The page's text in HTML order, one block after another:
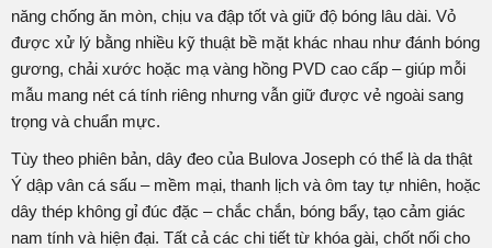
năng chống ăn mòn, chịu va đập tốt và giữ độ bóng lâu dài. Vỏ
được xử lý bằng nhiều kỹ thuật bề mặt khác nhau như đánh bóng
gương, chải xước hoặc mạ vàng hồng PVD cao cấp – giúp mỗi
mẫu mang nét cá tính riêng nhưng vẫn giữ được vẻ ngoài sang
trọng và chuẩn mực.
Tùy theo phiên bản, dây đeo của Bulova Joseph có thể là da thật
Ý dập vân cá sấu – mềm mại, thanh lịch và ôm tay tự nhiên, hoặc
dây thép không gỉ đúc đặc – chắc chắn, bóng bẩy, tạo cảm giác
nam tính và hiện đại. Tất cả các chi tiết từ khóa gài, chốt nối cho